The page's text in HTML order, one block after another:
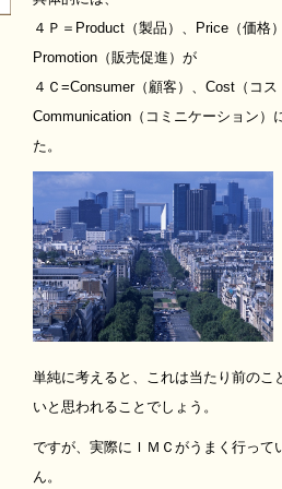
４Ｐ＝Product（製品）、Price（価格
Promotion（販売促進）が
４Ｃ=Consumer（顧客）、Cost（コ
Communication（コミニケーション）
た。
単純に考えると、これは当たり前のこ
いと思われることでしょう。
ですが、実際にＩＭＣがうまく行って
ん。